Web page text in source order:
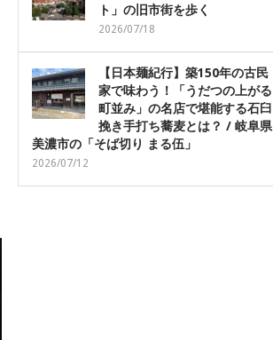
ト」の旧市街を歩く
2026/07/18
【日本麺紀行】築150年の古民
家で味わう！「うだつの上がる
町並み」の名店で堪能する石臼
挽き手打ち蕎麦とは？ / 岐阜県
美濃市の「そば切り まる伍」
2026/07/12